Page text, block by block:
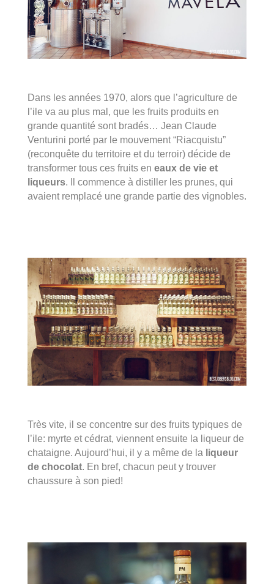
Dans les années 1970, alors que l’agriculture de
l’ile va au plus mal, que les fruits produits en
grande quantité sont bradés… Jean Claude
Venturini porté par le mouvement “Riacquistu”
(reconquête du territoire et du terroir) décide de
transformer tous ces fruits en eaux de vie et
liqueurs. Il commence à distiller les prunes, qui
avaient remplacé une grande partie des vignobles.
Très vite, il se concentre sur des fruits typiques de
l’ile: myrte et cédrat, viennent ensuite la liqueur de
chataigne. Aujourd’hui, il y a même de la liqueur
de chocolat. En bref, chacun peut y trouver
chaussure à son pied!